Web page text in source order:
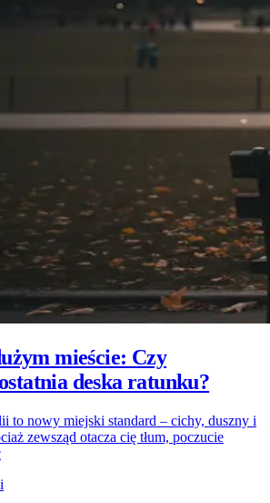
mieście: Czy
deska ratunku?
to nowy miejski standard – cichy, duszny i
zewsząd otacza cię tłum, poczucie